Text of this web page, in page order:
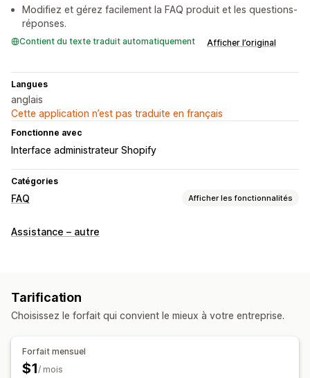
Modifiez et gérez facilement la FAQ produit et les questions-
réponses.
Contient du texte traduit automatiquement Afficher l’original
Langues
anglais
Cette application n’est pas traduite en français
Fonctionne avec
Interface administrateur Shopify
Catégories
FAQ Afficher les fonctionnalités
Outils d’édition
URL personnalisée
Référencement naturel (SEO) Traduction
Options d’affichage
Accordions
Assistance – autre
Tarification
Choisissez le forfait qui convient le mieux à votre entreprise.
Forfait mensuel
$1/ mois